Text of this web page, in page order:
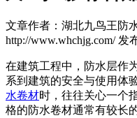
文章作者：湖北九鸟王防
http://www.whchjg.com/ 发
在建筑工程中，防水层作
系到建筑的安全与使用体
水卷材时，往往关心一个
格的防水卷材通常有较长